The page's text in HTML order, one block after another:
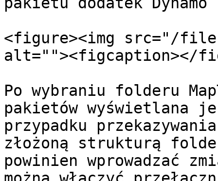
<figure><img src="/files/
alt=""><figcaption></
Po wybraniu folderu
pakietów wyświetlana
przypadku
złożoną strukturą
powinien wprowadzać